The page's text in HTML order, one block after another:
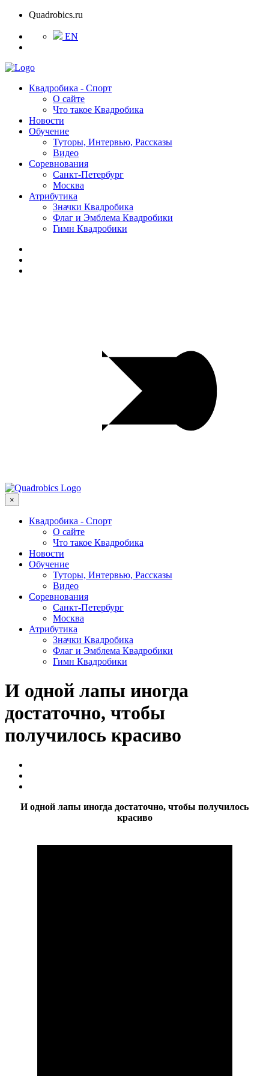
Quadrobics.ru
EN
Квадробика - Спорт
О сайте
Что такое Квадробика
Новости
Обучение
Туторы, Интервью, Рассказы
Видео
Соревнования
Санкт-Петербург
Москва
Атрибутика
Значки Квадробика
Флаг и Эмблема Квадробики
Гимн Квадробики
×
Квадробика - Спорт
О сайте
Что такое Квадробика
Новости
Обучение
Туторы, Интервью, Рассказы
Видео
Соревнования
Санкт-Петербург
Москва
Атрибутика
Значки Квадробика
Флаг и Эмблема Квадробики
Гимн Квадробики
И одной лапы иногда
достаточно, чтобы
получилось красиво
И одной лапы иногда достаточно, чтобы получилось
красиво